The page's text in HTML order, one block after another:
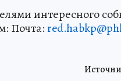
интересного
Почта: